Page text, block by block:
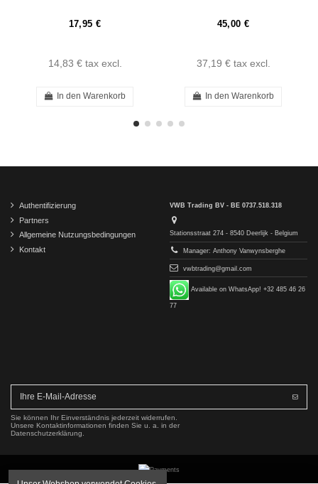
17,95 €
14,83 € tax excl.
In den Warenkorb
101206780020
45,00 €
37,19 € tax excl.
In den Warenkorb
Authentifizierung
Partners
Allgemeine Nutzungsbedingungen
Kontakt
VWB Trading BV - BE 0737.518.318
Stationsstraat 274 - 8540 Deerlijk - Belgium
Manager: Anthony Vanwynsberghe
vwbtrading@gmail.com
Available on WhatsApp! +32 485 46 26
77
Sie können Ihr Einverständnis jederzeit widerrufen.
Unsere Kontaktinformationen finden Sie u. a. in der
Datenschutzerklärung.